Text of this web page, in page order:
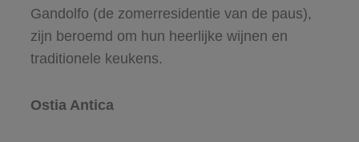
Gandolfo (de zomerresidentie van de paus),
zijn beroemd om hun heerlijke wijnen en
traditionele keukens.
Ostia Antica